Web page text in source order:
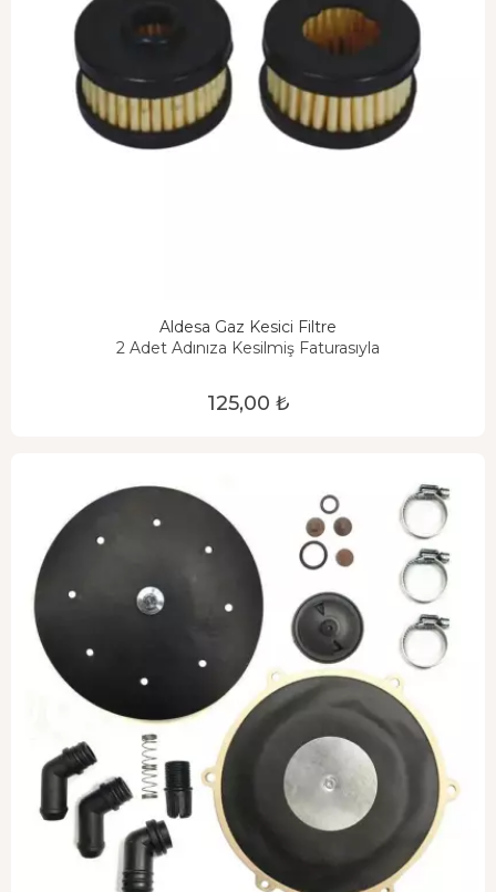
Aldesa Gaz Kesici Filtre
2 Adet Adınıza Kesilmiş Faturasıyla
125,00 ₺